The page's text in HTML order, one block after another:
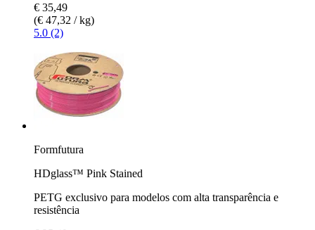
€ 35,49
(€ 47,32 / kg)
5.0 (2)
Formfutura
HDglass™ Pink Stained
PETG exclusivo para modelos com alta transparência e
resistência